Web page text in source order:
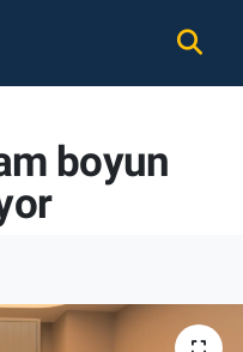
boyun
Fikstür